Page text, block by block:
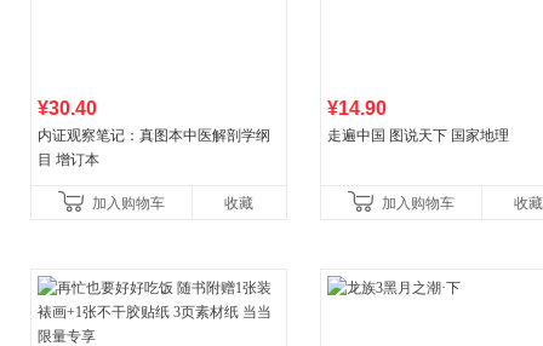
¥30.40
内证观察笔记：真图本中医解剖学纲
目 增订本
加入购物车 收藏
¥14.90
走遍中国 图说天下 国家地理
加入购物车 收藏